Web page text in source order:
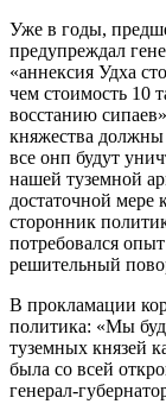
Уже в годы,
предупреждал
«аннексия Удха
чем стоимость 10
восстанию
княжества должны
все онп будут
нашей туземной
достаточной мере
сторонник
потребовался
решительный
В прокламации
политика: «Мы
туземных князей
была со всей
генерал-